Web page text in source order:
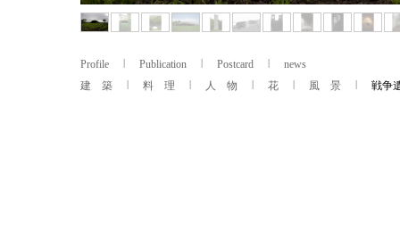
Profile Publication Postcard
news
建 築
料 理 人 物 花 風 景 戦争